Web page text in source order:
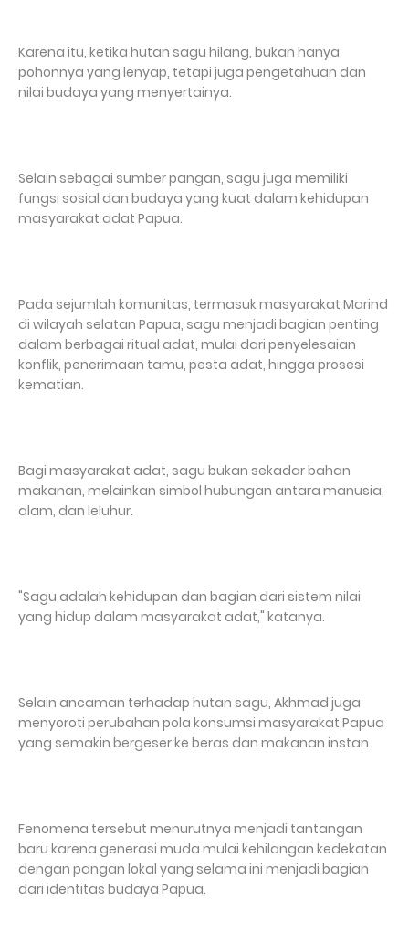
Karena itu, ketika hutan sagu hilang, bukan hanya
pohonnya yang lenyap, tetapi juga pengetahuan dan
nilai budaya yang menyertainya.
Selain sebagai sumber pangan, sagu juga memiliki
fungsi sosial dan budaya yang kuat dalam kehidupan
masyarakat adat Papua.
Pada sejumlah komunitas, termasuk masyarakat Marind
di wilayah selatan Papua, sagu menjadi bagian penting
dalam berbagai ritual adat, mulai dari penyelesaian
konflik, penerimaan tamu, pesta adat, hingga prosesi
kematian.
Bagi masyarakat adat, sagu bukan sekadar bahan
makanan, melainkan simbol hubungan antara manusia,
alam, dan leluhur.
"Sagu adalah kehidupan dan bagian dari sistem nilai
yang hidup dalam masyarakat adat," katanya.
Selain ancaman terhadap hutan sagu, Akhmad juga
menyoroti perubahan pola konsumsi masyarakat Papua
yang semakin bergeser ke beras dan makanan instan.
Fenomena tersebut menurutnya menjadi tantangan
baru karena generasi muda mulai kehilangan kedekatan
dengan pangan lokal yang selama ini menjadi bagian
dari identitas budaya Papua.